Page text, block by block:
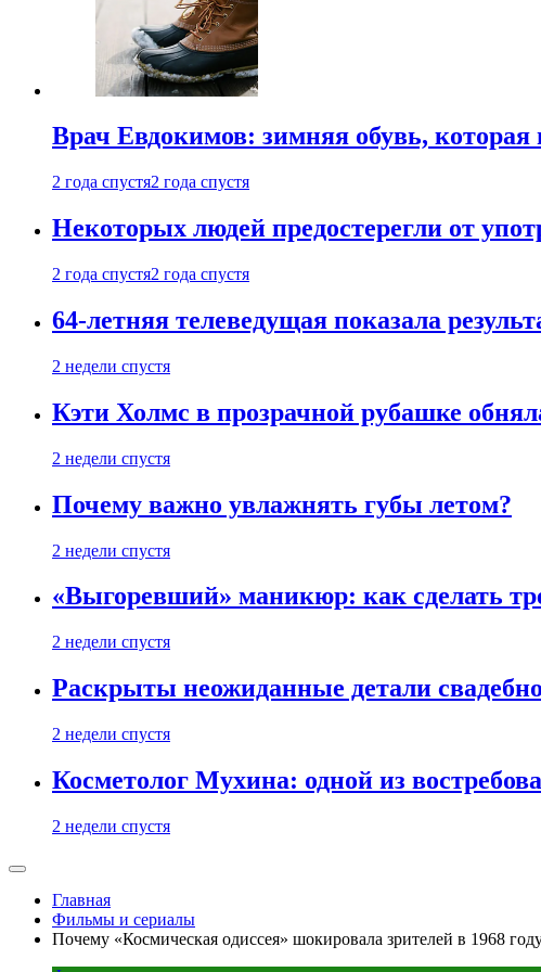
Врач Евдокимов: зимняя обувь, которая
2 года спустя2 года спустя
Некоторых людей предостерегли от
2 года спустя2 года спустя
64-летняя телеведущая показала
2 недели спустя
Кэти Холмс в прозрачной рубашке
2 недели спустя
Почему важно увлажнять губы летом?
2 недели спустя
«Выгоревший» маникюр: как сделать
2 недели спустя
Раскрыты неожиданные детали
2 недели спустя
Косметолог Мухина: одной из
2 недели спустя
Главная
Фильмы и сериалы
Почему «Космическая одиссея» шокировала зрителей в 1968